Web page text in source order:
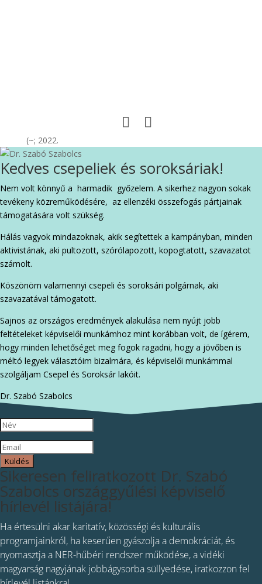
(~; 2022.
Kedves csepeliek és soroksáriak!
Nem volt könnyű a harmadik győzelem. A sikerhez nagyon sokak
tevékeny közreműködésére, az ellenzéki összefogás pártjainak
támogatására volt szükség.
Hálás vagyok mindazoknak, akik segítettek a kampányban, minden
aktivistának, aki pultozott, szórólapozott, kopogtatott, szavazatot
számolt.
Köszönöm valamennyi csepeli és soroksári polgárnak, aki
szavazatával támogatott.
Sajnos az országos eredmények alakulása nem nyújt jobb
feltételeket képviselői munkámhoz mint korábban volt, de ígérem,
hogy minden lehetőséget meg fogok ragadni, hogy a jövőben is
méltó legyek választóim bizalmára, és képviselői munkámmal
szolgáljam Csepel és Soroksár lakóit.
Dr. Szabó Szabolcs
Küldés
Sikeresen feliratkozott Dr. Szabó
Szabolcs országgyűlési képviselő
hírlevél listájára!
Ha értesülni akar karitatív, közösségi és kulturális
programjainkról, ha keserűen gyászolja a demokráciát, és
nyomasztja a NER-hűbéri rendszer működése, a vidéki
magyarság nagyjának jobbágysorba süllyedése, iratkozzon fel